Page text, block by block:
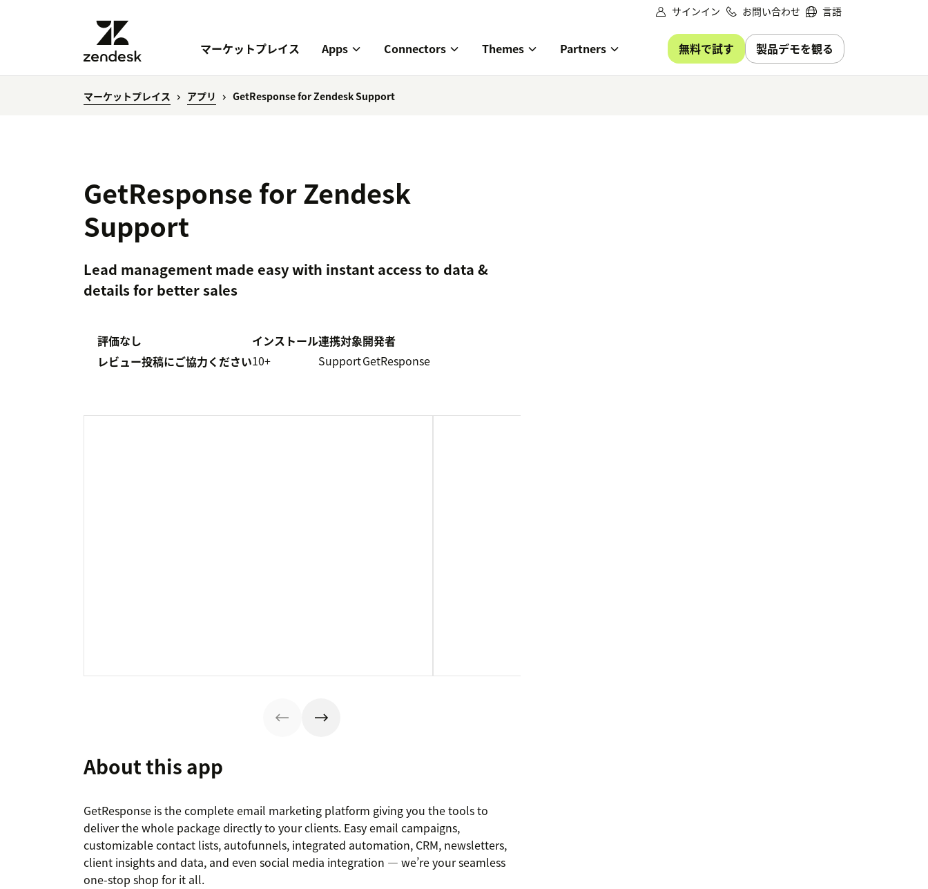
サインイン お問い合わせ 言語
マーケットプレイス Apps Connectors Themes Partners 無料で試す 製品デモを観る
マーケットプレイス アプリ GetResponse for Zendesk Support
GetResponse for Zendesk
Support
Lead management made easy with instant access to data &
details for better sales
評価なし
レビュー投稿にご協力ください
インストール
10+
連携対象
Support
開発者
GetResponse
About this app
GetResponse is the complete email marketing platform giving you the tools to
deliver the whole package directly to your clients. Easy email campaigns,
customizable contact lists, autofunnels, integrated automation, CRM, newsletters,
client insights and data, and even social media integration — we’re your seamless
one-stop shop for it all.